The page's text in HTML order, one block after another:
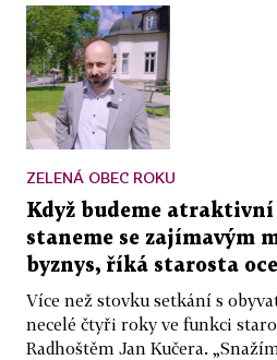
ZELENÁ OBEC ROKU
Když budeme atraktivní
staneme se zajímavým
byznys, říká starosta
Více než stovku setkání s
necelé čtyři roky ve funkci
Radhoštěm Jan Kučera.